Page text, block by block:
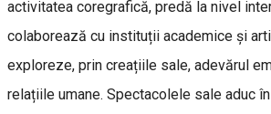
activitatea coregrafică, predă la nivel
colaborează cu instituții academice și
exploreze, prin creațiile sale, adevărul
relațiile umane. Spectacolele sale aduc